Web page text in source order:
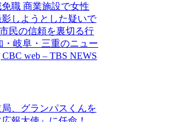
職 商業施設で女性
しようとした疑いで
民の信頼を裏切る行
・岐阜・三重のニュー
web – TBS NEWS
、グランパスくんを